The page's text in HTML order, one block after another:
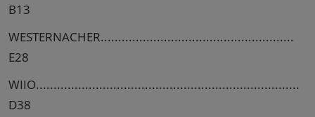
B13
WESTERNACHER.......................................................
E28
WIIO...........................................................................
D38